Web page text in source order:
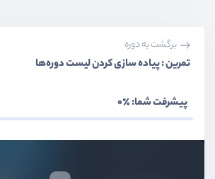
برگشت به دوره
تمرین : پیاده سازی کردن لیست دوره‌ها
پیشرفت شما:٪0